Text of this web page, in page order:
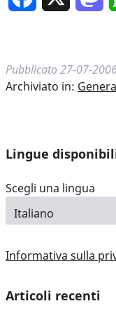
Pubblicato 27-07-
Archiviato in:
Lingue
Scegli una lingua
Informativa sulla
Articoli recenti